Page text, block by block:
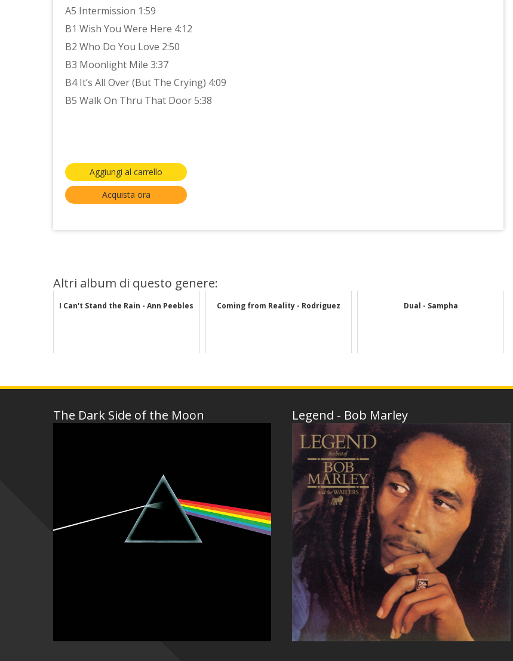
A5 Intermission 1:59
B1 Wish You Were Here 4:12
B2 Who Do You Love 2:50
B3 Moonlight Mile 3:37
B4 It’s All Over (But The Crying) 4:09
B5 Walk On Thru That Door 5:38
Aggiungi al carrello
Acquista ora
Altri album di questo genere:
I Can't Stand the Rain - Ann Peebles Coming from Reality - Rodriguez Dual - Sampha
The Dark Side of the Moon Legend - Bob Marley